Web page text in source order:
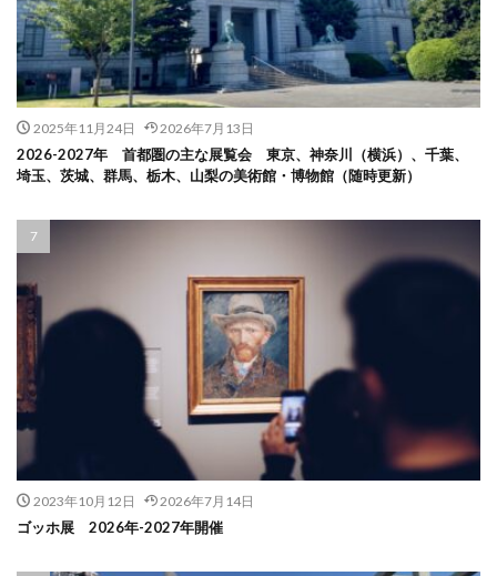
2025年11月24日 2026年7月13日
2026-2027年 首都圏の主な展覧会 東京、神奈川（横浜）、千葉、
埼玉、茨城、群馬、栃木、山梨の美術館・博物館（随時更新）
2023年10月12日 2026年7月14日
ゴッホ展 2026年-2027年開催